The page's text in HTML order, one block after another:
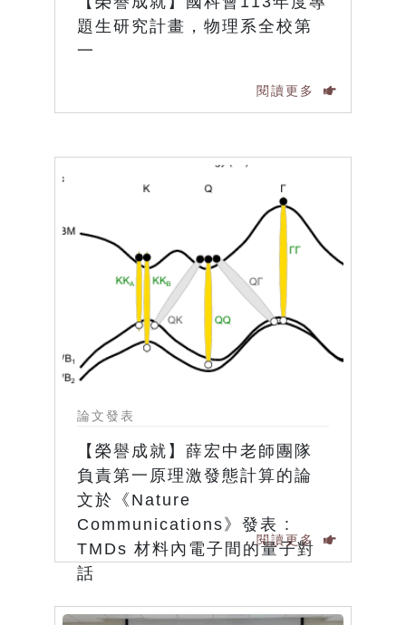
題生研究計畫，物理系全校第
一
閱讀更多
論文發表
【榮譽成就】薛宏中老師團隊
負責第一原理激發態計算的論
文於《Nature
Communications》發表 :
TMDs 材料內電子間的量子對
話
閱讀更多